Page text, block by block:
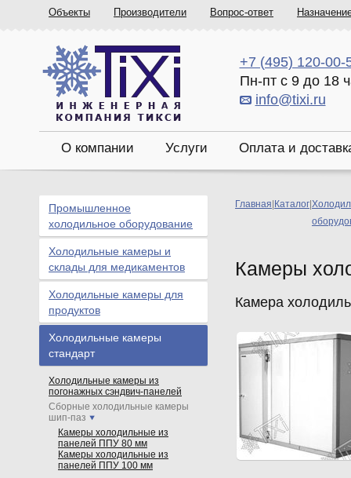
Объекты Производители Вопрос-ответ
+7 (495) 120-00-
Пн-пт с 9 до 18
info@tixi.ru
О компании Услуги Оплата и
Главная Каталог
Камеры
Камера
Промышленное
холодильное оборудование
Холодильные камеры и
склады для медикаментов
Холодильные камеры для
продуктов
Холодильные камеры
стандарт
Холодильные камеры из
погонажных сэндвич-панелей
Сборные холодильные камеры
шип-паз
Камеры холодильные из
панелей ППУ 80 мм
Камеры холодильные из
панелей ППУ 100 мм